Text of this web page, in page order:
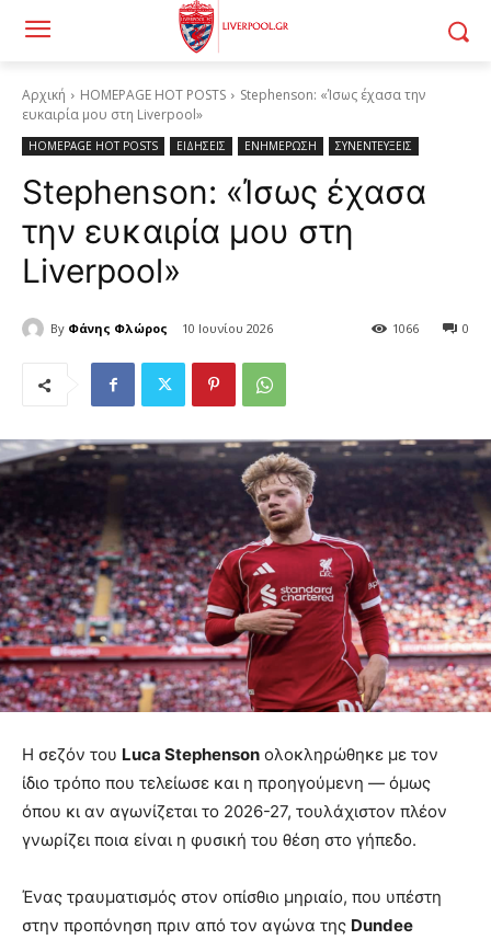
Αρχική HOMEPAGE HOT POSTS
Stephenson: «Ίσως έχασα την
ευκαιρία μου στη Liverpool»
HOMEPAGE HOT POSTS ΕΙΔΗΣΕΙΣ ΕΝΗΜΕΡΩΣΗ ΣΥΝΕΝΤΕΥΞΕΙΣ
Stephenson: «Ίσως έχασα
την ευκαιρία μου στη
Liverpool»
By Φάνης Φλώρος 10 Ιουνίου 2026 0
1066
Η σεζόν του Luca Stephenson ολοκληρώθηκε με τον
ίδιο τρόπο που τελείωσε και η προηγούμενη — όμως
όπου κι αν αγωνίζεται το 2026-27, τουλάχιστον πλέον
γνωρίζει ποια είναι η φυσική του θέση στο γήπεδο.
Ένας τραυματισμός στον οπίσθιο μηριαίο, που υπέστη
στην προπόνηση πριν από τον αγώνα της Dundee